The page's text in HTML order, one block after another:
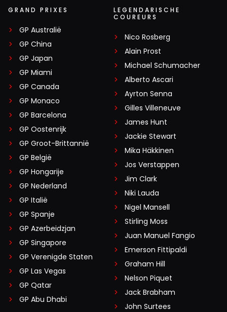
GRAND PRIXES
GP Australië
GP China
GP Japan
GP Miami
GP Canada
GP Monaco
GP Barcelona
GP Oostenrijk
GP Groot-Brittannië
GP België
GP Hongarije
GP Nederland
GP Italië
GP Spanje
GP Azerbeidzjan
GP Singapore
GP Verenigde Staten
GP Las Vegas
GP Qatar
GP Abu Dhabi
LEGENDARISCHE
COUREURS
Nico Rosberg
Alain Prost
Michael Schumacher
Alberto Ascari
Ayrton Senna
Gilles Villeneuve
James Hunt
Jackie Stewart
Mika Häkkinen
Jos Verstappen
Jim Clark
Niki Lauda
Nigel Mansell
Stirling Moss
Juan Manuel Fangio
Emerson Fittipaldi
Graham Hill
Nelson Piquet
Jack Brabham
John Surtees